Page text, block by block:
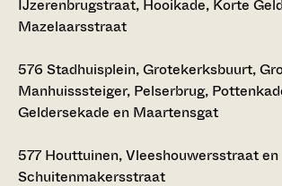
IJzerenbrugstraat, Hooikade, Korte
Mazelaarsstraat
576 Stadhuisplein, Grotekerksbuurt,
Manhuisssteiger, Pelserbrug,
Geldersekade en Maartensgat
577 Houttuinen, Vleeshouwersstraat en
Schuitenmakersstraat